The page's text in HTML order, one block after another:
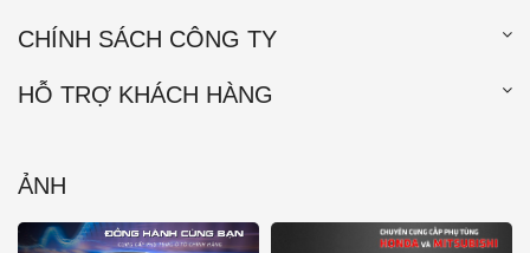
CHÍNH SÁCH CÔNG TY
HỖ TRỢ KHÁCH HÀNG
ẢNH